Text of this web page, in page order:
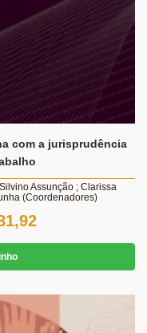
com a jurisprudência
Assunção ; Clarissa
(Coordenadores)
O
preço
atual
é:
R$181,92.